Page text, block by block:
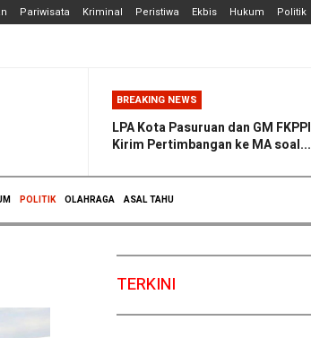
Pariwisata Kriminal Peristiwa Ekbis Hukum Politik
BREAKING NEWS
LPA Kota Pasuruan dan GM FKPPI
Kirim Pertimbangan ke MA soal...
POLITIK OLAHRAGA ASAL TAHU
TERKINI